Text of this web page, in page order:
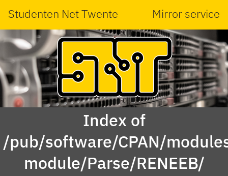
Studenten Net Twente Mirror service
Index of
/pub/software/CPAN/
module/Parse/RENEEB/